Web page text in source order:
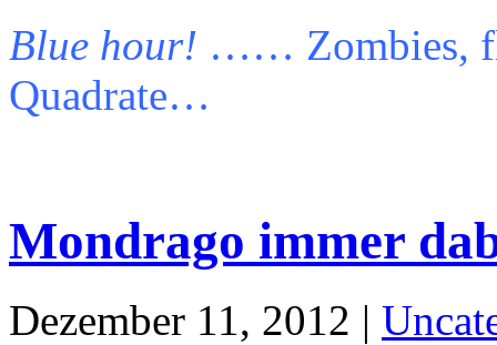
Blue hour! …… Zombies,
Quadrate…
Mondrago immer
Dezember 11, 2012 |